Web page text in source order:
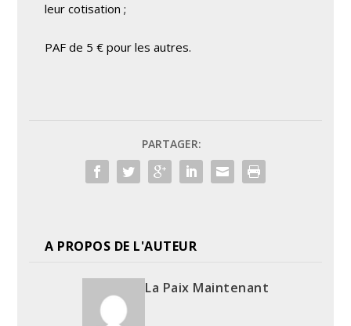
leur cotisation ;
PAF de 5 € pour les autres.
PARTAGER:
A PROPOS DE L'AUTEUR
La Paix Maintenant